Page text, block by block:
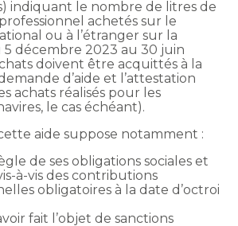
indiquant le nombre de litres de
achetés sur le
ou à l’étranger sur la
5 décembre 2023 au 30 juin
doivent être acquittés à la
d’aide et l’attestation
achats réalisés pour les
le cas échéant).
aide suppose notamment :
de ses obligations sociales et
à-vis des contributions
obligatoires à la date d’octroi
fait l’objet de sanctions